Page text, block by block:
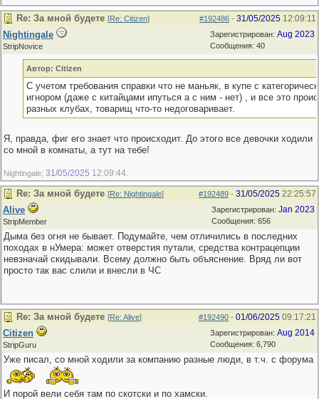
#192486 - 31/05/2025 12:09:11
Re: За мной будете [Re: Citizen]
Зарегистрирован: Aug 2023
Сообщения: 40
Nightingale
StripNovice
Автор: Citizen
С учетом требования справки что не маньяк, в купе с
игнором (даже с китайцами ипуться а с ним - нет) , и все это
разных клубах, товарищ что-то недоговаривает.
Я, правда, фиг его знает что происходит. До этого все девочки ходили
со мной в комнаты, а тут на тебе!
Nightingale; 31/05/2025 12:09:44
#192489 - 31/05/2025 22:25:57
Re: За мной будете [Re: Nightingale]
Зарегистрирован: Jan 2023
Сообщения: 656
Alive
StripMember
Дыма без огня не бывает. Подумайте, чем отличились в последних
походах в нУмера: может отверстия путали, средства контрацепции
невзначай скидывали. Всему должно быть объяснение. Вряд ли вот
просто так вас слили и внесли в ЧС
#192490 - 01/06/2025 09:17:21
Re: За мной будете [Re: Alive]
Зарегистрирован: Aug 2014
Сообщения: 6,790
Citizen
StripGuru
Уже писал, со мной ходили за компанию разные люди, в т.ч. с форума
И порой вели себя там по скотски и по хамски.